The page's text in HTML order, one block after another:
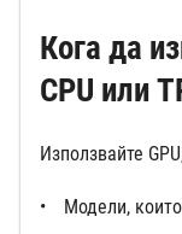
Кога да
CPU или
Използвайте
Модели,